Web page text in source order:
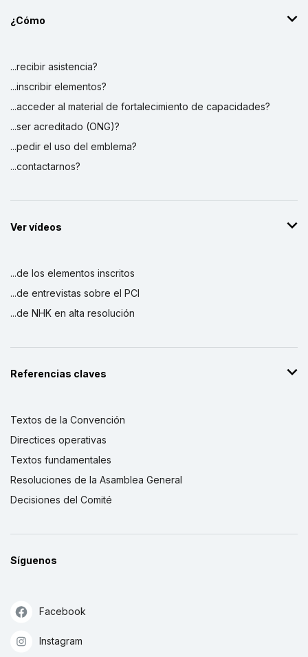
¿Cómo
...recibir asistencia?
...inscribir elementos?
...acceder al material de fortalecimiento de capacidades?
...ser acreditado (ONG)?
...pedir el uso del emblema?
...contactarnos?
Ver vídeos
...de los elementos inscritos
...de entrevistas sobre el PCI
...de NHK en alta resolución
Referencias claves
Textos de la Convención
Directices operativas
Textos fundamentales
Resoluciones de la Asamblea General
Decisiones del Comité
Síguenos
Facebook
Instagram